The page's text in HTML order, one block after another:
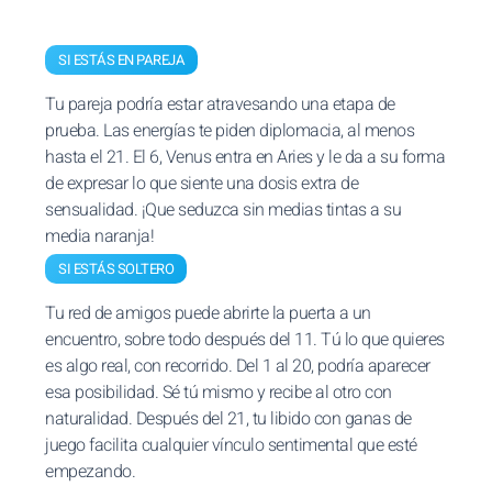
SI ESTÁS EN PAREJA
Tu pareja podría estar atravesando una etapa de
prueba. Las energías te piden diplomacia, al menos
hasta el 21. El 6, Venus entra en Aries y le da a su forma
de expresar lo que siente una dosis extra de
sensualidad. ¡Que seduzca sin medias tintas a su
media naranja!
SI ESTÁS SOLTERO
Tu red de amigos puede abrirte la puerta a un
encuentro, sobre todo después del 11. Tú lo que quieres
es algo real, con recorrido. Del 1 al 20, podría aparecer
esa posibilidad. Sé tú mismo y recibe al otro con
naturalidad. Después del 21, tu libido con ganas de
juego facilita cualquier vínculo sentimental que esté
empezando.